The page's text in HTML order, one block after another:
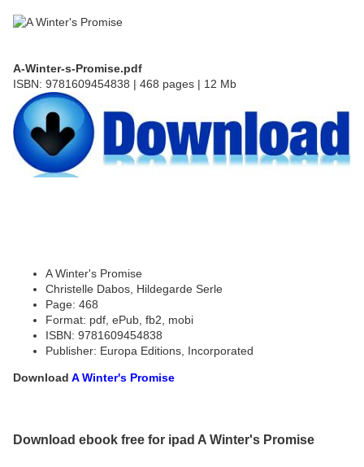
A-Winter-s-Promise.pdf
ISBN: 9781609454838 | 468 pages | 12 Mb
A Winter's Promise
Christelle Dabos, Hildegarde Serle
Page: 468
Format: pdf, ePub, fb2, mobi
ISBN: 9781609454838
Publisher: Europa Editions, Incorporated
Download A Winter's Promise
Download ebook free for ipad A Winter's Promise